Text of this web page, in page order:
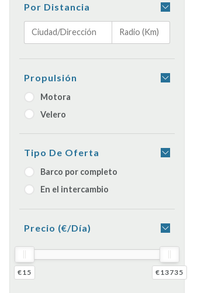
Por Distancia
Propulsión
Motora
Velero
Tipo De Oferta
Barco por completo
En el intercambio
Precio (€/día)
€15 €13735